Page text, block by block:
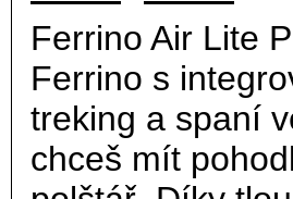
Ferrino Air Lite
Ferrino s
treking a spaní
chceš mít